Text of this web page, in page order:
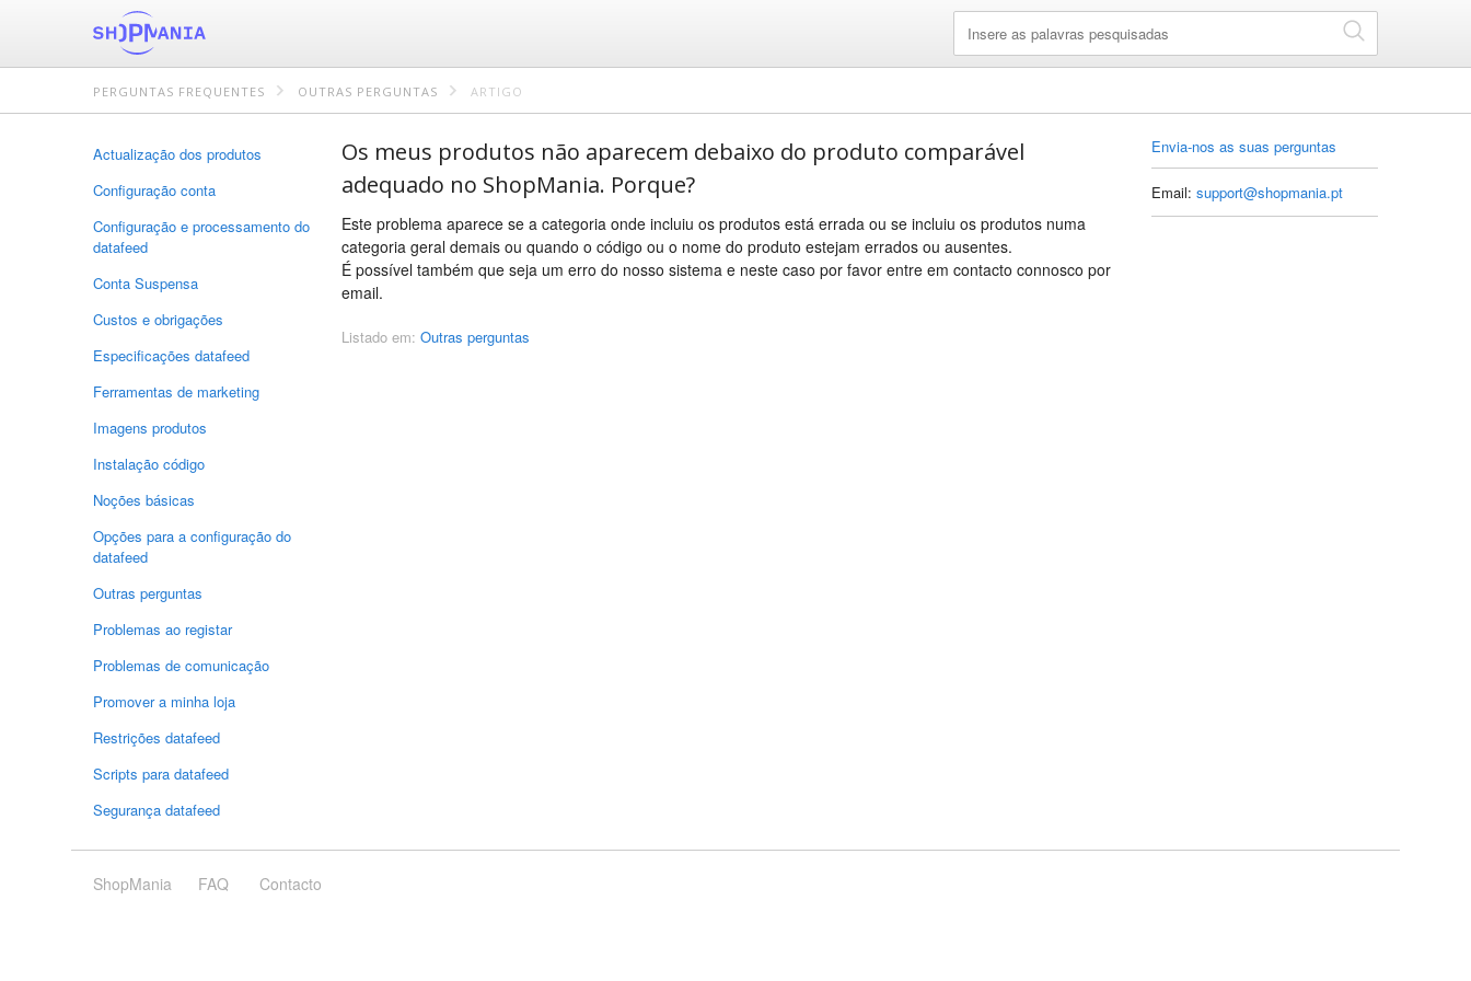
PERGUNTAS FREQUENTES OUTRAS PERGUNTAS ARTIGO
Actualização dos produtos
Configuração conta
Configuração e processamento do
datafeed
Conta Suspensa
Custos e obrigações
Especificações datafeed
Ferramentas de marketing
Imagens produtos
Instalação código
Noções básicas
Opções para a configuração do
datafeed
Outras perguntas
Problemas ao registar
Problemas de comunicação
Promover a minha loja
Restrições datafeed
Scripts para datafeed
Segurança datafeed
Os meus produtos não aparecem debaixo do produto comparável
adequado no ShopMania. Porque?
Este problema aparece se a categoria onde incluiu os produtos está errada ou se incluiu os produtos numa
categoria geral demais ou quando o código ou o nome do produto estejam errados ou ausentes.
É possível também que seja um erro do nosso sistema e neste caso por favor entre em contacto connosco por
email.
Listado em: Outras perguntas
Envia-nos as suas perguntas
Email: support@shopmania.pt
ShopMania FAQ Contacto